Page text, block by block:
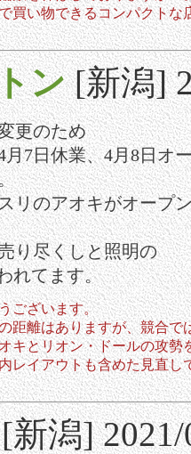
買い物できるコンパクトな
ン [新潟]
更のため
月7日休業、4月8日オ
リのアオキがオープ
り尽くしと照明の
れてます。
ございます。
距離はありますが、競合で
キとリオン・ドールの攻
レイアウトも含めた見直し
[新潟] 2021/